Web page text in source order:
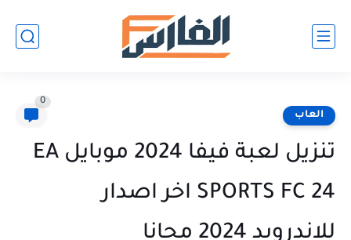
العاب
0
تنزيل لعبة فيفا 2024 موبايل EA
SPORTS FC 24 اخر اصدار
للاندرويد 2024 مجانا